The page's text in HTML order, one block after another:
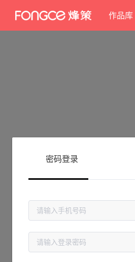
作品库
抱歉!
请检查您输入的网址是否正确，或点击下
密码登录